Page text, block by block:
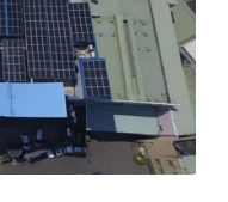
宏觀的城市高溫調適
是從韓國引進，過去
此類措施是有國際城
遮蔭納入都市規劃，
。台灣若想借鏡韓國
修訂《市區道路條
標準》著手，增訂相